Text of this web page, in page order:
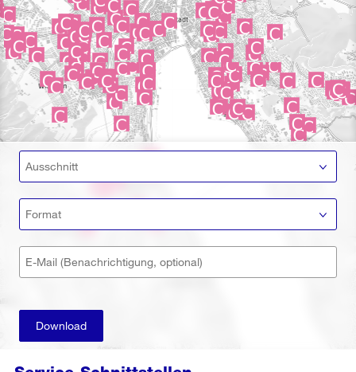
Ausschnitt
Format
E-Mail (Benachrichtigung, optional)
Download